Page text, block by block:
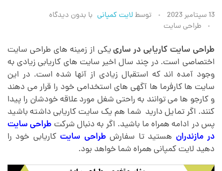
ط
ر
ا
ح
ی
س
13 سپتامبر 2023 توسطلایت کمپانی با بدون دیدگاه
طراحی سایت
طراحی سایت کاریابی در سارییکی از زمینه های طراحی سایت
اختصاصی است. در چند سال اخیر سایت های کاریابی زیادی به
وجود آمده اند که استقبال زیادی از آنها شده است. در این
سایت ها کارفرما ها آگهی های استخدامی خود را قرار می دهند
و کارجو ها می توانند به راحتی شغل مورد علاقه خودشان را پیدا
کنند. اگر تمایل دارید شما هم یک سایت کاریابی داشته باشید
پس در ادامه همراه ما باشید. اگر به دنبال شرکت طراحی سایت
در مازندران هستید تا سفارشطراحی سایتکاریابی خود را
دهید لایت کمپانی همراه شما خواهد بود.